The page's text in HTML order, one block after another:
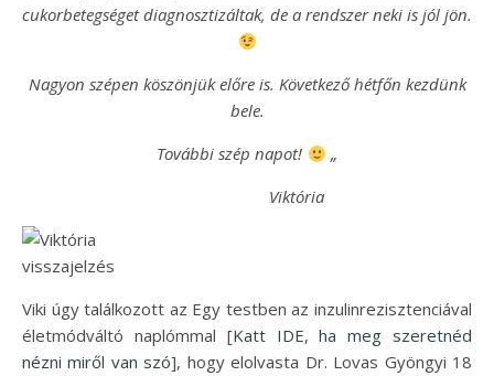
cukorbetegséget diagnosztizáltak, de a rendszer neki is jól jön.
Nagyon szépen köszönjük előre is. Következő hétfőn kezdünk
bele.
További szép napot!
„
Viktória
Viki úgy találkozott az Egy testben az inzulinrezisztenciával
életmódváltó naplómmal [Katt IDE, ha meg szeretnéd
nézni miről van szó], hogy elolvasta Dr. Lovas Gyöngyi 18